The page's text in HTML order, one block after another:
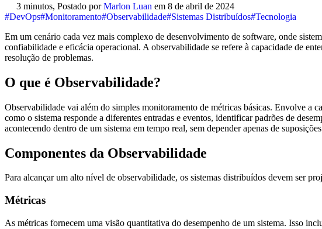
3 minutos, Postado porMarlon Luan em 8 de abril de 2024
#DevOps#Monitoramento#Observabilidade#Sistemas Distribuídos#Tecnologia
Em um cenário cada vez mais complexo de desenvolvimento de software, onde
confiabilidade e eficácia operacional. A observabilidade se refere à capacidade de
resolução de problemas.
O que é Observabilidade?
Observabilidade vai além do simples monitoramento de métricas básicas. Envolve a
como o sistema responde a diferentes entradas e eventos, identificar padrões de
acontecendo dentro de um sistema em tempo real, sem depender apenas de
Componentes da Observabilidade
Para alcançar um alto nível de observabilidade, os sistemas distribuídos devem ser
Métricas
As métricas fornecem uma visão quantitativa do desempenho de um sistema. Isso